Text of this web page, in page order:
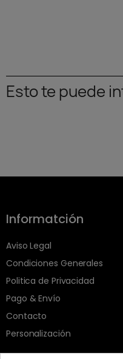
Esto te puede
Informatción
Aviso Legal
Condiciones Generales
Politica de Privacidad
Pago & Envío
Contacto
Personalización